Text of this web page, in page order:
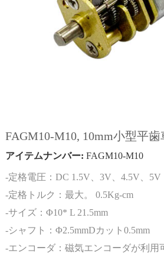
FAGM10-M10, 10mm小型平
アイテムナンバー: FAGM10-M10
-定格電圧：DC 1.5V、3V、4.5V、5V
-定格トルク：最大。 0.5Kg-cm
-サイズ：Φ10* L 21.5mm
-シャフト：Φ2.5mmDカット0.5mm
-エンコーダ：磁気エンコーダが利用